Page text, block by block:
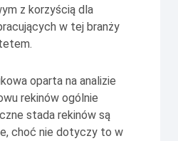
z korzyścią dla
w tej branży
oparta na analizie
rekinów ogólnie
stada rekinów są
choć nie dotyczy to w